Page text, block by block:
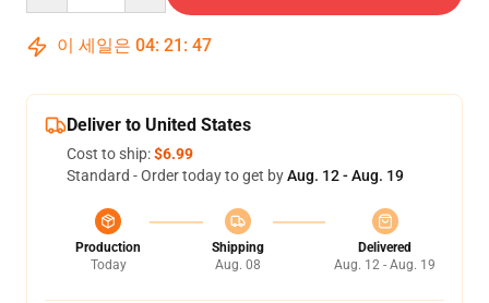
이 세일은 04: 21 : 46
Deliver to United States
Cost to ship:$6.99
Standard - Order today to get byAug. 12 - Aug. 19
Production
Today
Shipping
Aug. 08
Delivered
Aug. 12 - Aug. 19